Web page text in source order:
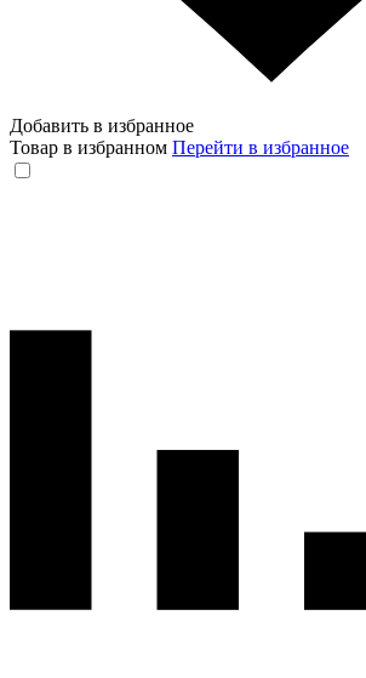
Добавить в избранное
Товар в избранном Перейти в избранное